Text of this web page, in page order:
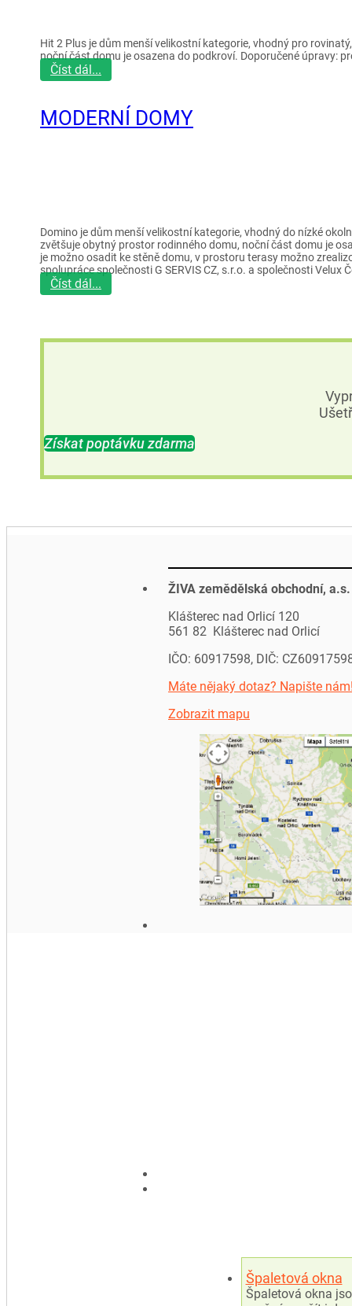
Hit 2 Plus je dům menší velikostní kategorie, vhodný pro
noční část domu je osazena do podkroví. Doporučené úpravy:
Číst dál...
MODERNÍ DOMY
Domino je dům menší velikostní kategorie, vhodný do nízké
zvětšuje obytný prostor rodinného domu, noční část domu je
je možno osadit ke stěně domu, v prostoru terasy možno
spolupráce společnosti G SERVIS CZ, s.r.o. a společnosti Velux
Číst dál...
Získat poptávku zdarma
ŽIVA zemědělská obchodní, a.s.
Klášterec nad Orlicí 120
561 82 Klášterec nad Orlicí
IČO: 60917598, DIČ:
Máte nějaký dotaz? Napište
Zobrazit mapu
Špaletová okna
Špaletová okna